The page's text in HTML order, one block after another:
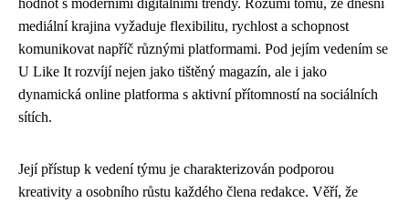
hodnot s moderními digitálními trendy. Rozumí tomu, že dnešní
mediální krajina vyžaduje flexibilitu, rychlost a schopnost
komunikovat napříč různými platformami. Pod jejím vedením se
U Like It rozvíjí nejen jako tištěný magazín, ale i jako
dynamická online platforma s aktivní přítomností na sociálních
sítích.
Její přístup k vedení týmu je charakterizován podporou
kreativity a osobního růstu každého člena redakce. Věří, že